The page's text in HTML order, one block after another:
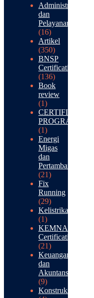
Administrasi
dan
Pelayanan
(16)
Artikel
(350)
BNSP
Certification
(136)
Book
review
(1)
CERTIFICATION
PROGRAM
(1)
Energi
Migas
dan
Pertambangan
(21)
Fix
Running
(29)
Kelistrikan
(1)
KEMNAKER
Certification
(21)
Keuangan
dan
Akuntansi
(9)
Konstruksi